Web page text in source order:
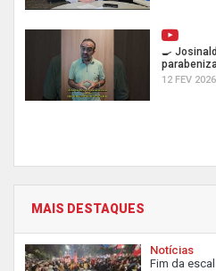
🍳
12 FEV 2026
MAIS DESTAQUES
Notícias
Fim da